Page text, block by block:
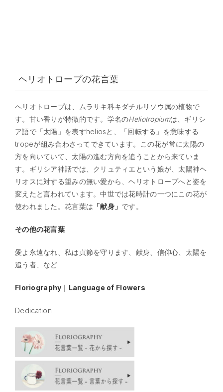
ヘリオトロープの花言葉
ヘリオトロープは、ムラサキ科キダチルリソウ属の植物で
す。甘い香りが特徴的です。学名のHeliotropiumは、ギリシ
ア語で「太陽」を表すheliosと、「回転する」を意味する
tropeが組み合わさってできています。この花が常に太陽の
方を向いていて、太陽の進む方向を追うことから来ていま
す。ギリシア神話では、クリュティエという娘が、太陽神ヘ
リオスに対する望みの無い愛から、ヘリオトロープへと姿を
変えたと言われています。中世では花時計の一つにこの花が
使われました。花言葉は 「献身」 です。
その他の花言葉
愛よ永遠なれ、私は貞節を守ります、献身、信仰心、太陽を
追う者、など
Floriography｜Language of Flowers
Dedication